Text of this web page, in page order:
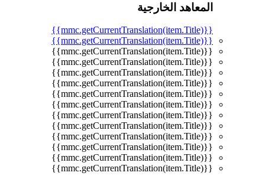
المعاهد الخارجية
{{mmc.getCurrentTranslation(item.Title)}}
{{mmc.getCurrentTranslation(item.Title)}}
{{mmc.getCurrentTranslation(item.Title)}}
{{mmc.getCurrentTranslation(item.Title)}}
{{mmc.getCurrentTranslation(item.Title)}}
{{mmc.getCurrentTranslation(item.Title)}}
{{mmc.getCurrentTranslation(item.Title)}}
{{mmc.getCurrentTranslation(item.Title)}}
{{mmc.getCurrentTranslation(item.Title)}}
{{mmc.getCurrentTranslation(item.Title)}}
{{mmc.getCurrentTranslation(item.Title)}}
{{mmc.getCurrentTranslation(item.Title)}}
{{mmc.getCurrentTranslation(item.Title)}}